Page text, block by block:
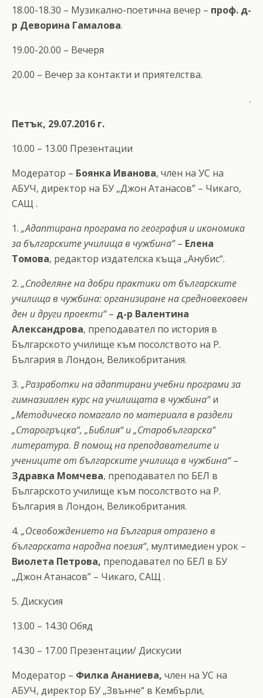
18.00-18.30 – Музикално-поетична вечер – проф. д-
р Деворина Гамалова.
19.00-20.00 – Вечеря
20.00 – Вечер за контакти и приятелства.
.
Петък, 29.07.2016 г.
10.00 – 13.00 Презентации
Модератор – Боянка Иванова, член на УС на
АБУЧ, директор на БУ „Джон Атанасов” – Чикаго,
САЩ .
1. „Адаптирана програма по география и икономика
за българските училища в чужбина“– Елена
Томова, редактор издателска къща „Анубис“.
2. „Споделяне на добри практики от българските
училища в чужбина: организиране на средновековен
ден и други проекти“– д-р Валентина
Александрова, преподавател по история в
Българското училище към посолството на Р.
България в Лондон, Великобритания.
3. „Разработки на адаптирани учебни програми за
гимназиален курс на училищата в чужбина“и
„Методическо помагало по материала в раздели
„Старогръцка“, „Библия“ и „Старобългарска“
литература. В помощ на преподавателите и
учениците от българските училища в чужбина“–
Здравка Момчева, преподавател по БЕЛ в
Българското училище към посолството на Р.
България в Лондон, Великобритания.
4. „Освобождението на България отразено в
българската народна поезия“, мултимедиен урок –
Виолета Петрова, преподавател по БЕЛ в БУ
„Джон Атанасов” – Чикаго, САЩ .
5. Дискусия
13.00 – 14.30 Обяд
14.30 – 17.00 Презентации/ Дискусии
Модератор – Филка Ананиева, член на УС на
АБУЧ, директор БУ „Звънче“ в Кембърли,